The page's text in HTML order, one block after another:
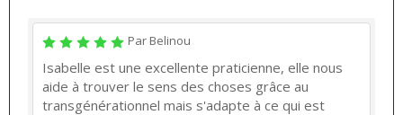
Par Belinou
Isabelle est une excellente praticienne, elle nous
aide à trouver le sens des choses grâce au
transgénérationnel mais s'adapte à ce qui est